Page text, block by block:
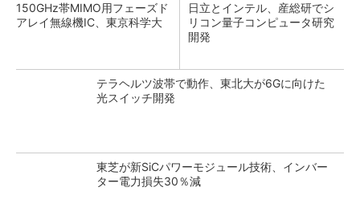
150GHz帯MIMO用フェーズド
アレイ無線機IC、東京科学大
日立とインテル、産総研でシ
リコン量子コンピュータ研究
開発
テラヘルツ波帯で動作、東北大が6Gに向けた
光スイッチ開発
東芝が新SiCパワーモジュール技術、インバー
ター電力損失30％減